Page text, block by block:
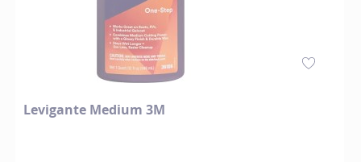
Levigante Medium 3M